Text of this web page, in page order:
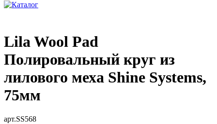
Lila Wool Pad
Полировальный круг из
лилового меха Shine Systems,
75мм
арт.SS568